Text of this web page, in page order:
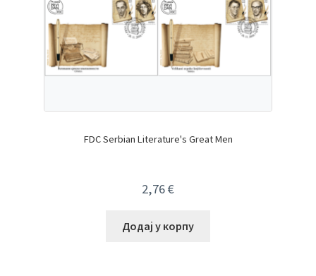
FDC Serbian Literature's Great Men
2,76€
Додај у корпу